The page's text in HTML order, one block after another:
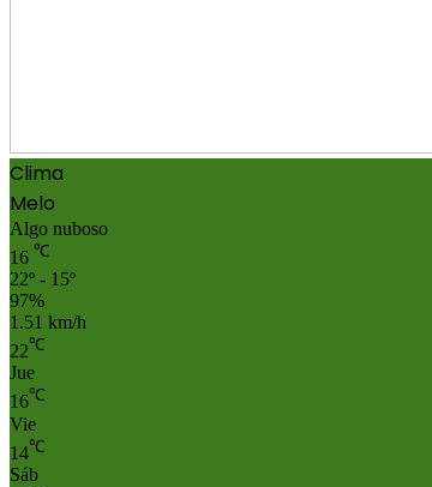
Clima
Melo
Algo nuboso
16 ℃
22º - 15º
97%
1.51 km/h
22℃
Jue
16℃
Vie
14℃
Sáb